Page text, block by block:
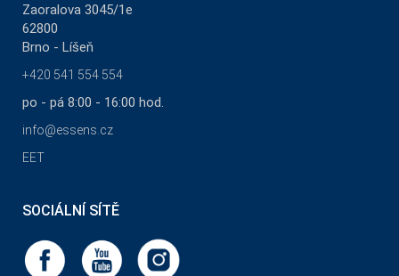
Zaoralova 3045/1e
62800
Brno - Líšeň
+420 541 554 554
po - pá 8:00 - 16:00 hod.
info@essens.cz
EET
SOCIÁLNÍ SÍTĚ